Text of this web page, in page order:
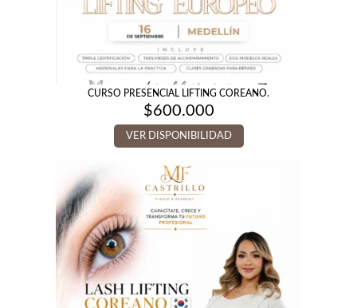
CURSO PRESENCIAL LIFTING COREANO.
$600.000
VER DISPONIBILIDAD